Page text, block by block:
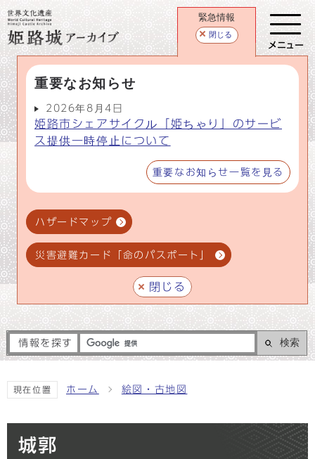
緊急情報
閉じる
重要なお知らせ
2026年8月4日
姫路市シェアサイクル「姫ちゃり」のサービ
ス提供一時停止について
重要なお知らせ一覧を見る
ハザードマップ
災害避難カード「命のパスポート」
閉じる
メニュー
情報を探す 検索
現在位置 ホーム 絵図・古地図
城郭